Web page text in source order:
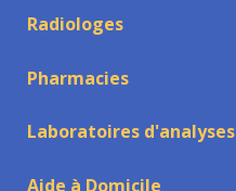
Radiologes
Pharmacies
Laboratoires d'analyses
Aide à Domicile